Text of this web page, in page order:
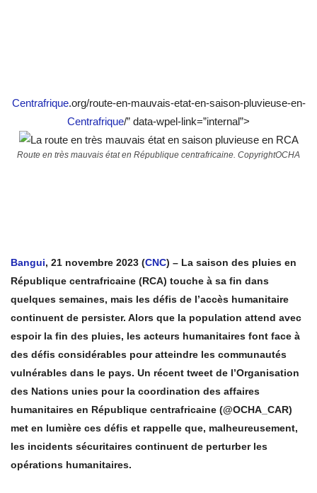
Centrafrique.org/route-en-mauvais-etat-en-saison-pluvieuse-en-
Centrafrique/” data-wpel-link=”internal”>
Route en très mauvais état en République centrafricaine. CopyrightOCHA
Bangui, 21 novembre 2023 (CNC) – La saison des pluies en
République centrafricaine (RCA) touche à sa fin dans
quelques semaines, mais les défis de l’accès humanitaire
continuent de persister. Alors que la population attend avec
espoir la fin des pluies, les acteurs humanitaires font face à
des défis considérables pour atteindre les communautés
vulnérables dans le pays. Un récent tweet de l’Organisation
des Nations unies pour la coordination des affaires
humanitaires en République centrafricaine (@OCHA_CAR)
met en lumière ces défis et rappelle que, malheureusement,
les incidents sécuritaires continuent de perturber les
opérations humanitaires.